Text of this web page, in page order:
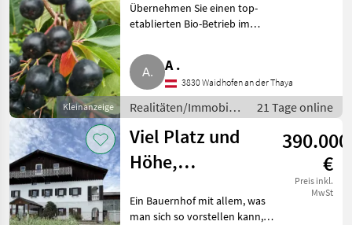
Kleinanzeige
Übernehmen Sie einen top-
etablierten Bio-Betrieb im
direkt in die Vermarktung. Wir
übergeben unseren
wirtschaftlich gesunden und
voll zer
A .
3830 Waidhofen an der Thaya
Realitäten/Immobilien
/ Sonstige
Immobilien
21 Tage online
Viel Platz und
Höhe,
ca. 7.000 m²
390.000
€
Preis inkl.
MwSt
Ein Bauernhof mit allem, was
man sich so vorstellen kann,